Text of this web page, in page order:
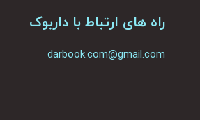
راه های ارتباط با داربوک
darbook.com@gmail.com